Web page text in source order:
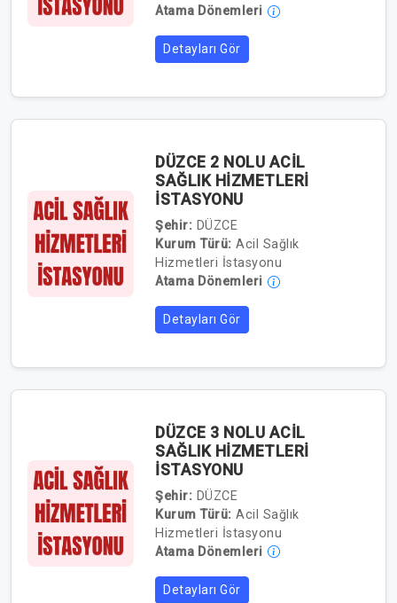
Atama Dönemleri
Detayları Gör
DÜZCE 2 NOLU ACİL
SAĞLIK HİZMETLERİ
İSTASYONU
Şehir: DÜZCE
Kurum Türü: Acil Sağlık
Hizmetleri İstasyonu
Atama Dönemleri
Detayları Gör
DÜZCE 3 NOLU ACİL
SAĞLIK HİZMETLERİ
İSTASYONU
Şehir: DÜZCE
Kurum Türü: Acil Sağlık
Hizmetleri İstasyonu
Atama Dönemleri
Detayları Gör